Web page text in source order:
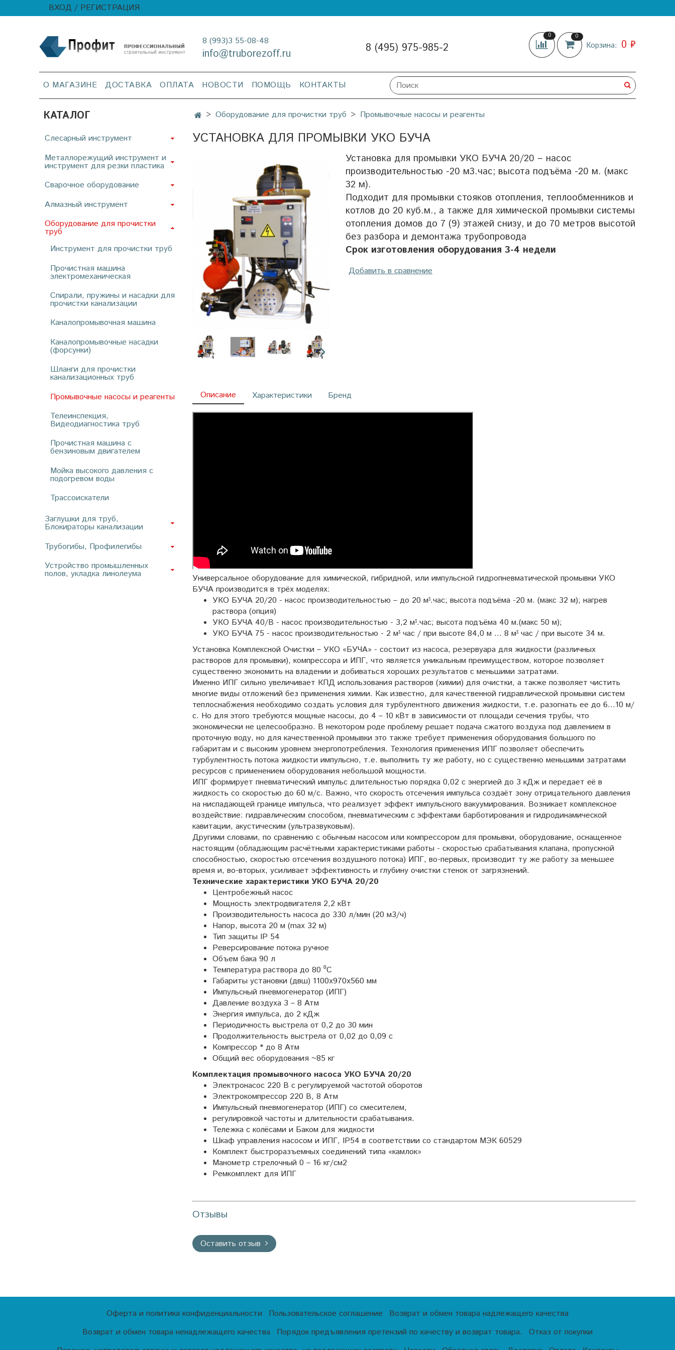
ВХОД / РЕГИСТРАЦИЯ
8 (993)3 55-08-48
info@truborezoff.ru 8 (495) 975-985-2
0 0
Корзина: 0 ₽
О МАГАЗИНЕ ДОСТАВКА ОПЛАТА НОВОСТИ ПОМОЩЬ КОНТАКТЫ
Оборудование для прочистки труб Промывочные насосы и реагенты
УСТАНОВКА ДЛЯ ПРОМЫВКИ УКО БУЧА
Установка для промывки УКО БУЧА 20/20 – насос
производительностью -20 м3.час; высота подъёма -20 м. (макс
32 м).
Подходит для промывки стояков отопления, теплообменников и
котлов до 20 куб.м., а также для химической промывки системы
отопления домов до 7 (9) этажей снизу, и до 70 метров высотой
без разбора и демонтажа трубопровода
Срок изготовления оборудования 3-4 недели
Добавить в сравнение
Описание
Универсальное оборудование для химической, гибридной, или импульсной гидропневматической промывки УКО
БУЧА производится в трёх моделях:
УКО БУЧА 20/20 - насос производительностью – до 20 мᶾ.час; высота подъёма -20 м. (макс 32 м); нагрев
раствора (опция)
УКО БУЧА 40/В - насос производительностью - 3,2 мᶾ.час; высота подъёма 40 м.(макс 50 м);
УКО БУЧА 75 - насос производительностью - 2 мᶾ час / при высоте 84,0 м ... 8 мᶾ час / при высоте 34 м.
Установка Комплексной Очистки – УКО «БУЧА» - состоит из насоса, резервуара для жидкости (различных
растворов для промывки), компрессора и ИПГ, что является уникальным преимуществом, которое позволяет
существенно экономить на владении и добиваться хороших результатов с меньшими затратами.
Именно ИПГ сильно увеличивает КПД использования растворов (химии) для очистки, а также позволяет чистить
многие виды отложений без применения химии. Как известно, для качественной гидравлической промывки систем
теплоснабжения необходимо создать условия для турбулентного движения жидкости, т.е. разогнать ее до 6…10 м/
с. Но для этого требуются мощные насосы, до 4 – 10 кВт в зависимости от площади сечения трубы, что
экономически не целесообразно. В некотором роде проблему решает подача сжатого воздуха под давлением в
проточную воду, но для качественной промывки это также требует применения оборудования большого по
габаритам и с высоким уровнем энергопотребления. Технология применения ИПГ позволяет обеспечить
турбулентность потока жидкости импульсно, т.е. выполнить ту же работу, но с существенно меньшими затратами
ресурсов с применением оборудования небольшой мощности.
ИПГ формирует пневматический импульс длительностью порядка 0,02 с энергией до 3 кДж и передает её в
жидкость со скоростью до 60 м/с. Важно, что скорость отсечения импульса создаёт зону отрицательного давления
на ниспадающей границе импульса, что реализует эффект импульсного вакуумирования. Возникает комплексное
воздействие: гидравлическим способом, пневматическим с эффектами барботирования и гидродинамической
кавитации, акустическим (ультразвуковым).
Другими словами, по сравнению с обычным насосом или компрессором для промывки, оборудование, оснащенное
настоящим (обладающим расчётными характеристиками работы - скоростью срабатывания клапана, пропускной
способностью, скоростью отсечения воздушного потока) ИПГ, во-первых, производит ту же работу за меньшее
время и, во-вторых, усиливает эффективность и глубину очистки стенок от загрязнений.
Технические характеристики УКО БУЧА 20/20
Центробежный насос
Мощность электродвигателя 2,2 кВт
Производительность насоса до 330 л/мин (20 м3/ч)
Напор, высота 20 м (max 32 м)
Тип защиты IP 54
Реверсирование потока ручное
Объем бака 90 л
Температура раствора до 80 ⁰С
Габариты установки (двш) 1100х970х560 мм
Импульсный пневмогенератор (ИПГ)
Давление воздуха 3 – 8 Атм
Энергия импульса, до 2 кДж
Периодичность выстрела от 0,2 до 30 мин
Продолжительность выстрела от 0,02 до 0,09 с
Компрессор * до 8 Атм
Общий вес оборудования ~85 кг
Комплектация промывочного насоса УКО БУЧА 20/20
Электронасос 220 В с регулируемой частотой оборотов
Электрокомпрессор 220 В, 8 Атм
Импульсный пневмогенератор (ИПГ) со смесителем,
регулировкой частоты и длительности срабатывания.
Тележка с колёсами и Баком для жидкости
Шкаф управления насосом и ИПГ, IP54 в соответствии со стандартом МЭК 60529
Комплект быстроразъемных соединений типа «камлок»
Манометр стрелочный 0 – 16 кг/см2
Ремкомплект для ИПГ
Характеристики Бренд
Отзывы
Оставить отзыв
КАТАЛОГ
Слесарный инструмент
Металлорежущий инструмент и
инструмент для резки пластика
Сварочное оборудование
Алмазный инструмент
Оборудование для прочистки
труб
Инструмент для прочистки труб
Прочистная машина
электромеханическая
Спирали, пружины и насадки для
прочистки канализации
Каналопромывочная машина
Каналопромывочные насадки
(форсунки)
Шланги для прочистки
канализационных труб
Промывочные насосы и реагенты
Телеинспекция,
Видеодиагностика труб
Прочистная машина с
бензиновым двигателем
Мойка высокого давления с
подогревом воды
Трассоискатели
Заглушки для труб,
Блокираторы канализации
Трубогибы, Профилегибы
Устройство промышленных
полов, укладка линолеума
Оферта и политика конфиденциальности Пользовательское соглашение
Возврат и обмен товара надлежащего качества
Возврат и обмен товара ненадлежащего качества
Порядок предъявления претензий по качеству и возврат товара.
Отказ от покупки